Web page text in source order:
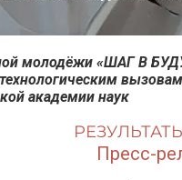
молодёжи «ШАГ В
академии наук
Пресс-